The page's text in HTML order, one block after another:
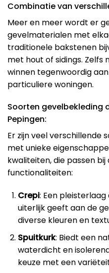
Combinatie van
Meer en meer wordt er
gevelmaterialen met
traditionele bakstenen
met hout of sidings.
winnen tegenwoordig
particuliere woningen.
Soorten gevelbekleding
Pepingen:
Er zijn veel verschillende
met unieke
kwaliteiten, die passen
functionaliteiten:
Crepi: Een
uiterlijk geeft aan de
diverse kleuren en
Spuitkurk: Biedt een
waterdicht en
keuze met een